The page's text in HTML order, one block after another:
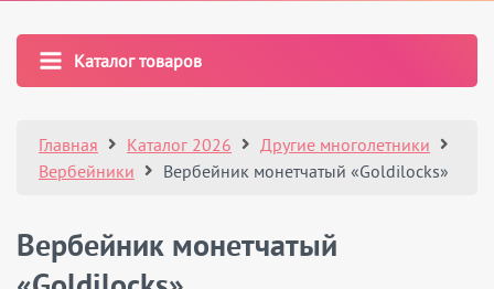
Каталог товаров
Главная Каталог 2026
Другие многолетники
Вербейники
Вербейник монетчатый «Goldilocks»
Вербейник монетчатый